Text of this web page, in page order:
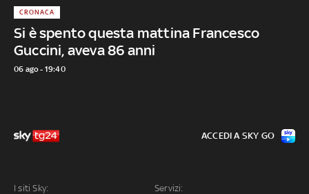
Si è spento questa mattina Francesco
Guccini, aveva 86 anni
CRONACA
06 ago - 19:40
I siti Sky: Servizi:
ACCEDI A SKY GO